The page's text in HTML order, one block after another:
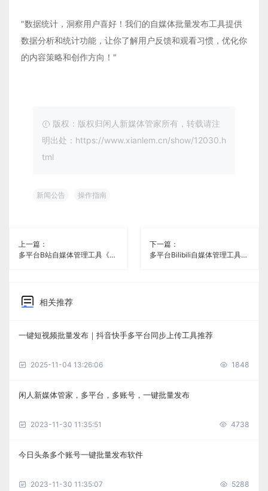
"数据统计，洞察用户喜好！我们的自媒体批量发布工具提供
数据分析和统计功能，让你了解用户反馈和观看习惯，优化你
的内容策略和创作方向！"
版权：版权归闲人新媒体管家所有，转载请注
明出处：https://www.xianlem.cn/show/12030.h
tml
新闻公告 操作指南
上一篇：
多平台B站自媒体管理工具《闲人新媒体管家》
下一篇：
多平台Bilibili自媒体管理工具《闲人新媒体管家》
相关推荐
一键短视频批量发布｜抖音快手多平台同步上传工具推荐
2025-11-04 13:26:06 1848
闲人新媒体管家，多平台，多账号，一键批量发布
2023-11-30 11:35:51 4738
今日头条多个账号一键批量发布软件
2023-11-30 11:35:07 5288